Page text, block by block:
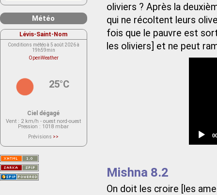
oliviers ? Après la
qui ne récoltent leurs
fois que le pauvre est
les oliviers] et ne peut
Mishna 8.2
On doit les croire [les
Météo
Lévis-Saint-Nom
Conditions météo à 5 août 2026 à
19h59min
OpenWeather
25°C
Ciel dégagé
Vent : 2 km/h - ouest nord-ouest
Pression : 1018 mbar
Prévisions >>
actuellement aucune prévision
Saint-Nom.
Veuillez consulter le message du
service ci-dessous.
(401 - Invalid API key. Please see
https://openweathermap.org/faq#error401